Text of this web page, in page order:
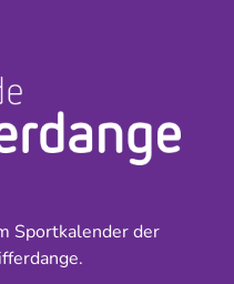
Sportkalender der